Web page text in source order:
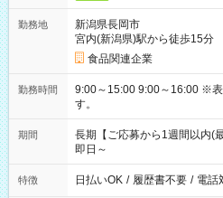
勤務地
新潟県長岡市
宮内(新潟県)駅から徒歩15分
食品関連企業
勤務時間
9:00～15:00 9:00～16:00 ※表記のうち実働５時間から６時間で
す。
期間
長期【ご応募から1週間以内(
即日～
特徴 日払いOK / 履歴書不要 / 電話